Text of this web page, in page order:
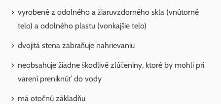
vyrobené z odolného a žiaruvzdorného skla (vnútorné
telo) a odolného plastu (vonkajšie telo)
dvojitá stena zabraňuje nahrievaniu
neobsahuje žiadne škodlivé zlúčeniny, ktoré by mohli pri
varení preniknúť do vody
má otočnú základňu